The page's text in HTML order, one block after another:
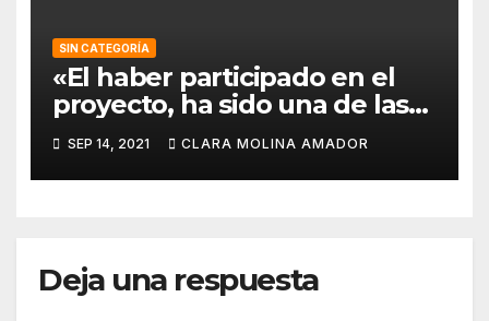
SIN CATEGORÍA
«El haber participado en el
proyecto, ha sido una de las
mejores experiencias que he
vivido, pues a pesar de la
barrera del idioma, he sido
SEP 14, 2021 CLARA MOLINA AMADOR
Deja una respuesta